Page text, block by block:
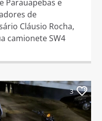
Parauapebas e
de
Cláusio Rocha,
camionete SW4
3